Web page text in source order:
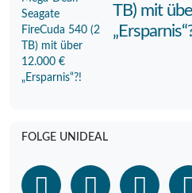
TB) mit
FOLGE UNIDEAL